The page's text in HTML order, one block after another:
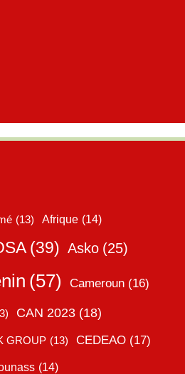
(13) Afrique (14)
(39) Asko (25)
(57) Cameroun (16)
CAN 2023 (18)
GROUP (13) CEDEAO (17)
(14)